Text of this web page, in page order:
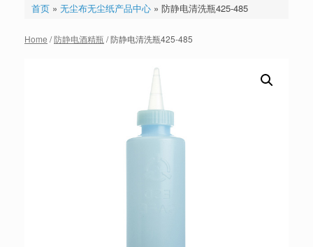
首页» 无尘布无尘纸产品中心» 防静电清洗瓶425-485
Home /防静电酒精瓶 / 防静电清洗瓶425-485